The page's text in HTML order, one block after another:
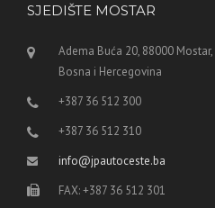
SJEDIŠTE MOSTAR
Adema Buća 20, 88000 Mostar,
Bosna i Hercegovina
+387 36 512 300
+387 36 512 310
info@jpautoceste.ba
FAX: +387 36 512 301